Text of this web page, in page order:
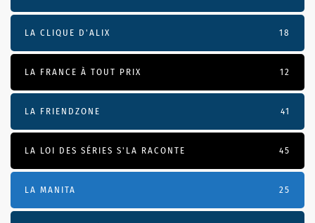
LA CLIQUE D'ALIX 18
LA FRANCE À TOUT PRIX 12
LA FRIENDZONE 41
LA LOI DES SÉRIES S'LA RACONTE 45
LA MANITA 25